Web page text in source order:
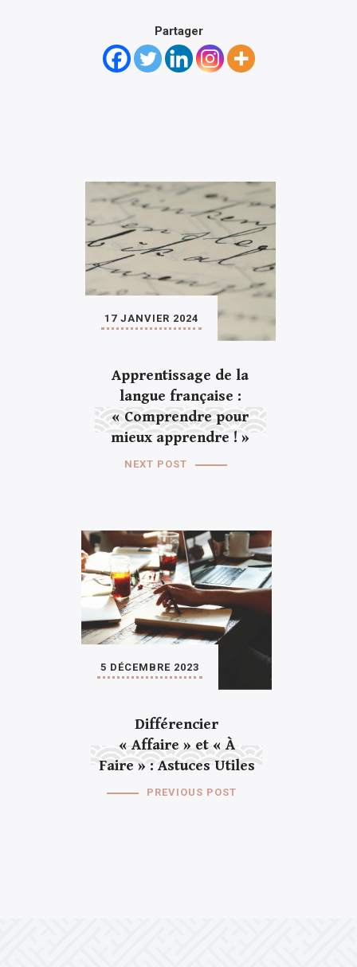
Partager
Apprentissage de la
langue française :
« Comprendre pour
mieux apprendre ! »
17 JANVIER 2024
NEXT POST
Différencier
« Affaire » et « À
Faire » : Astuces Utiles
5 DÉCEMBRE 2023
PREVIOUS POST